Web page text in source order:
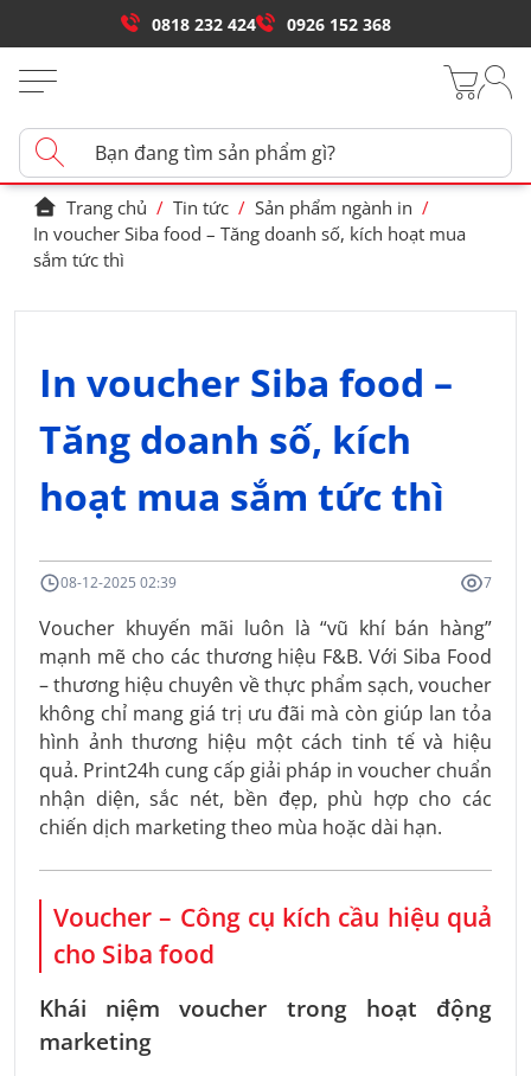
0818 232 424 0926 152 368
Trang chủ / Tin tức / Sản phẩm ngành in /
In voucher Siba food – Tăng doanh số, kích hoạt mua
sắm tức thì
In voucher Siba food –
Tăng doanh số, kích
hoạt mua sắm tức thì
08-12-2025 02:39 7
Voucher khuyến mãi luôn là “vũ khí bán hàng”
mạnh mẽ cho các thương hiệu F&B. Với Siba Food
– thương hiệu chuyên về thực phẩm sạch, voucher
không chỉ mang giá trị ưu đãi mà còn giúp lan tỏa
hình ảnh thương hiệu một cách tinh tế và hiệu
quả. Print24h cung cấp giải pháp in voucher chuẩn
nhận diện, sắc nét, bền đẹp, phù hợp cho các
chiến dịch marketing theo mùa hoặc dài hạn.
Voucher – Công cụ kích cầu hiệu quả
cho Siba food
Khái niệm voucher trong hoạt động
marketing